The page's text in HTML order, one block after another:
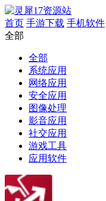
首页 手游下载 手机软件
全部
全部
系统应用
网络应用
安全应用
图像处理
影音应用
社交应用
游戏工具
应用软件